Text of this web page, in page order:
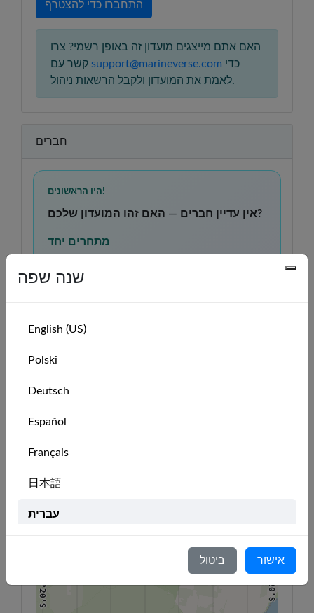
התחברו כדי להצטרף
האם אתם מייצגים מועדון זה באופן רשמי? צרו
קשר עם support@marineverse.com כדי
לאמת את המועדון ולקבל הרשאות ניהול.
חברים
היו הראשונים!
אין עדיין חברים — האם זהו המועדון שלכם?
מתחרים יחד
ככל שתתקדמו ממתחילים למפליגים בטוחים
144°4'E
38°16'S
38°20'S 38°20'S
−
שנה שפה
English (US)
Polski
Deutsch
Español
Français
日本語
עברית
Português
ביטול אישור